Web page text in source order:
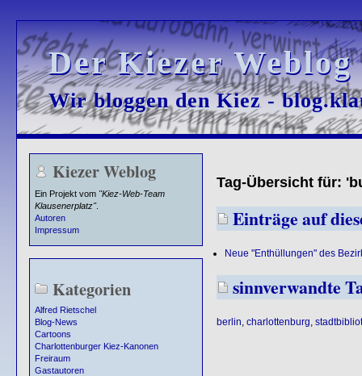
Der Kiezer
Der Kiezer
Wir bloggen den Kiez -
Wir bloggen den Kiez -
Kiezer Weblog
Ein Projekt vom "Kiez-Web-Team
Klausenerplatz".
Autoren
Impressum
Kategorien
Alfred Rietschel
Blog-News
Cartoons
Charlottenburger Kiez-Kanonen
Freiraum
Gastautoren
Tag-Übersicht für:
Einträge auf
Neue "Enthüllungen" des
sinnverwandte
berlin charlottenburg